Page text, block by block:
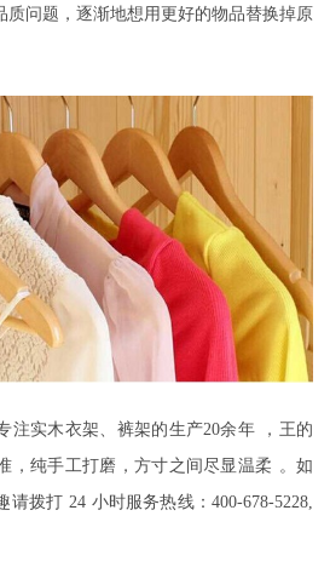
质问题，逐渐地想用更好的物品替换掉原
注实木衣架、裤架的生产20余年 ， 王的
，纯手工打磨，方寸之间尽显温柔 。如
请拨打 24 小时服务热线：400-678-5228,